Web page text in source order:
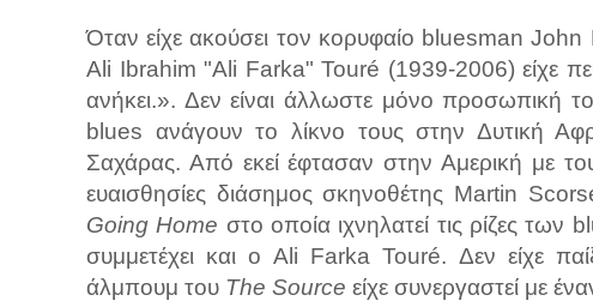
Όταν είχε ακούσει τον κορυφαίο bluesman John
Ali Ibrahim "Ali Farka" Touré (1939-2006) είχε
ανήκει.». Δεν είναι άλλωστε μόνο προσωπική
blues ανάγουν το λίκνο τους στην Δυτική
Σαχάρας. Από εκεί έφτασαν στην Αμερική με
ευαισθησίες διάσημος σκηνοθέτης Martin
Going Home στο οποία ιχνηλατεί τις ρίζες των
συμμετέχει και ο Ali Farka Touré. Δεν είχε
άλμπουμ του The Source είχε συνεργαστεί με